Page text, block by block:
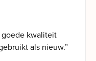
goede kwaliteit
als nieuw.”